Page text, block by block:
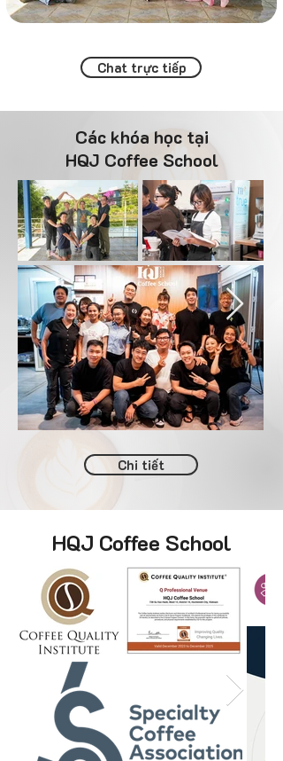
Chat trực tiếp
Các khóa học tại
HQJ Coffee School
Chi tiết
HQJ Coffee School